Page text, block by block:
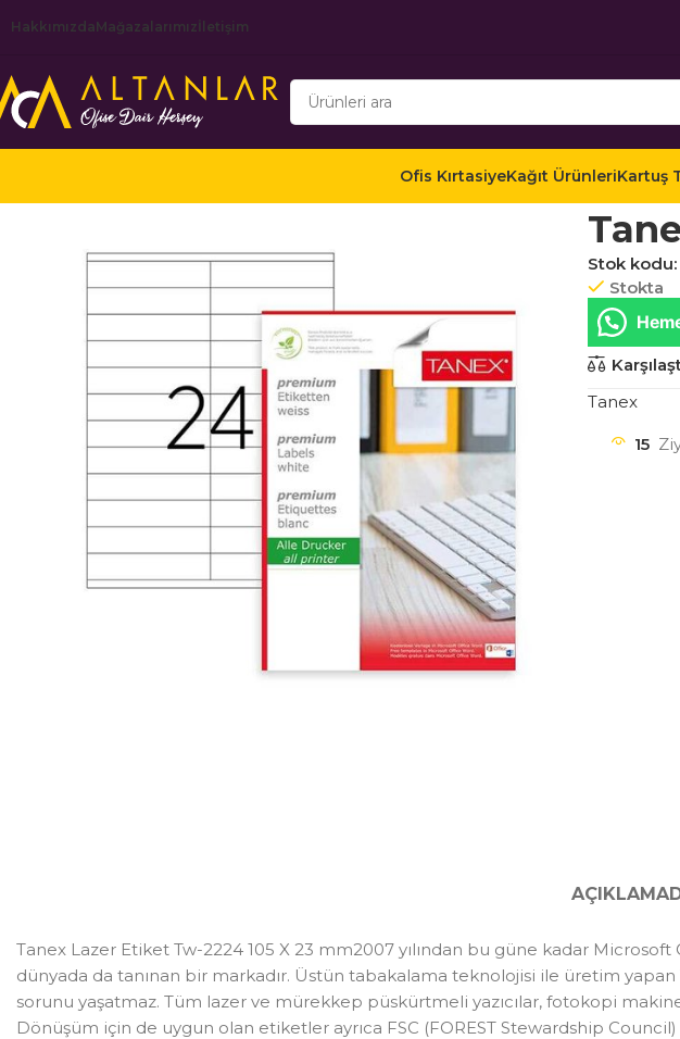
HakkımızdaMağazalarımız İletişim
Ofis KırtasiyeKağıt ÜrünleriKartuş
Stok kodu:
Stokta
Tanex
15
AÇIKLAMA
Tanex Lazer Etiket Tw-2224 105 X 23 mm2007 yılından bu güne kadar
dünyada da tanınan bir markadır. Üstün tabakalama teknolojisi ile üretim yapan
sorunu yaşatmaz. Tüm lazer ve mürekkep püskürtmeli yazıcılar, fotokopi
Dönüşüm için de uygun olan etiketler ayrıca FSC (FOREST Stewardship